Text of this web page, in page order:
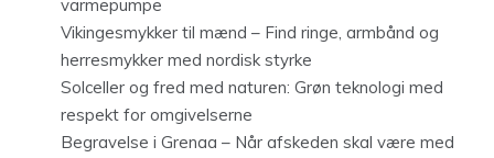
varmepumpe
Vikingesmykker til mænd – Find ringe, armbånd og
herresmykker med nordisk styrke
Solceller og fred med naturen: Grøn teknologi med
respekt for omgivelserne
Begravelse i Grenaa – Når afskeden skal være med